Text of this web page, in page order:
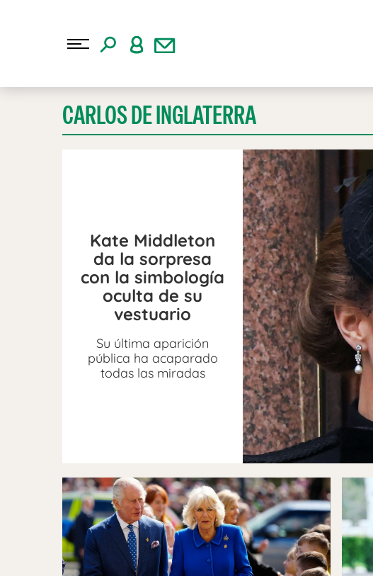
CARLOS DE INGLATERRA
Kate Middleton
da la sorpresa
con la simbología
oculta de su
vestuario
Su última aparición
pública ha acaparado
todas las miradas